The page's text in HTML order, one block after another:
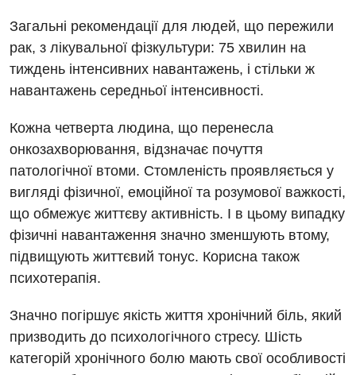
Терапія
Травматологія і ортопедія
Хірургічне відділення
Для дітей
Дитяча гастроентерологія
Дитяча гінекологія
Дитяча дерматовенерологія
Загальні рекомендації для людей, що пережили
рак, з лікувальної фізкультури: 75 хвилин на
тиждень інтенсивних навантажень, і стільки ж
навантажень середньої інтенсивності.
Кожна четверта людина, що перенесла
онкозахворювання, відзначає почуття
патологічної втоми. Стомленість проявляється у
вигляді фізичної, емоційної та розумової важкості,
що обмежує життєву активність. І в цьому випадку
фізичні навантаження значно зменшують втому,
підвищують життєвий тонус. Корисна також
психотерапія.
Значно погіршує якість життя хронічний біль, який
призводить до психологічного стресу. Шість
категорій хронічного болю мають свої особливості